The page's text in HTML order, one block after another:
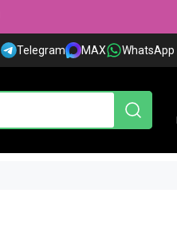
Telegram MAX WhatsApp